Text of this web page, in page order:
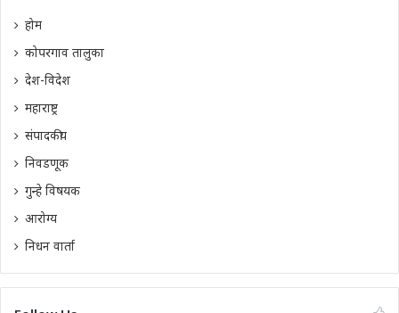
होम
कोपरगाव तालुका
देश-विदेश
महाराष्ट्र
संपादकीय
निवडणूक
गुन्हे विषयक
आरोग्य
निधन वार्ता